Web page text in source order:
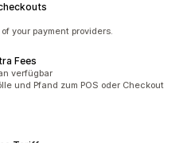
your payment providers.
Fees
verfügbar
und Pfand zum POS oder Checkout